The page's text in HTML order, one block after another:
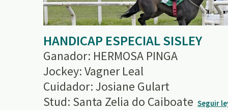
HANDICAP ESPECIAL SISLEY
Ganador: HERMOSA PINGA
Jockey: Vagner Leal
Cuidador: Josiane Gulart
Stud: Santa Zelia do Caiboate Seguir